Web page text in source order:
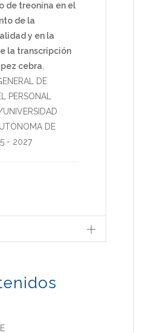
de treonina en el
de la
y en la
la transcripción
cebra
DE
PERSONAL
DE
- 2027